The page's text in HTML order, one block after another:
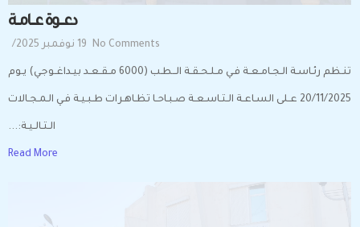
دعــــــوة عـــــامـــة
19 نوفمبر 2025 / No Comments
تنـظم رئـاسـة الـجـامـعـة فـي مـلـحـقـة الــطـب (6000 مـقـعـد بيـداغـوجـي) يـوم
20/11/2025 عـلى السـاعـة الـتـاسـعـة صـبـاحـا تظـاهـرات طـبـيـة فـي الـمـجـالات
الـتـالـيـة:...
Read More